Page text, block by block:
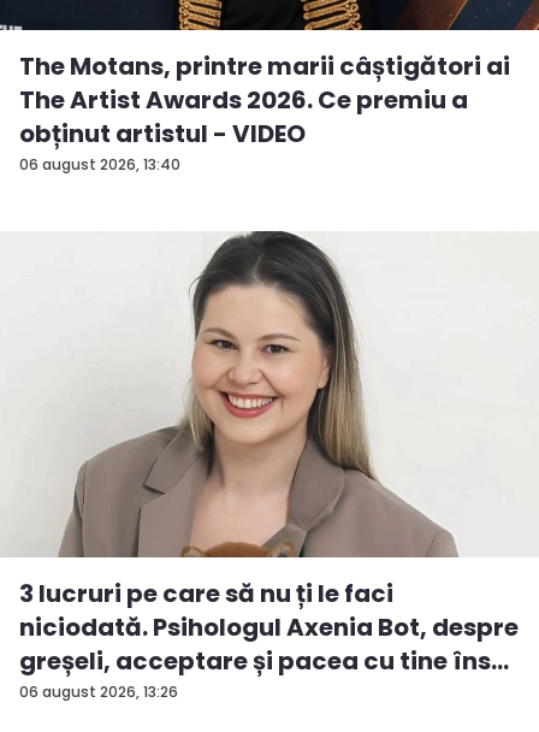
06 august 2026, 13:40
The Motans, printre marii câștigători ai
The Artist Awards 2026. Ce premiu a
obținut artistul - VIDEO
06 august 2026, 13:26
3 lucruri pe care să nu ți le faci
niciodată. Psihologul Axenia Bot, despre
greșeli, acceptare și pacea cu tine îns...